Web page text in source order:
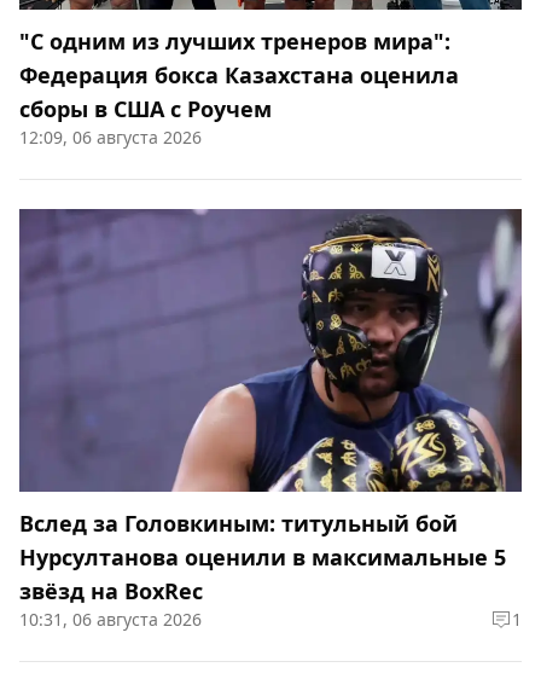
"С одним из лучших тренеров мира":
Федерация бокса Казахстана оценила
сборы в США с Роучем
12:09, 06 августа 2026
Вслед за Головкиным: титульный бой
Нурсултанова оценили в максимальные 5
звёзд на BoxRec
10:31, 06 августа 2026 1